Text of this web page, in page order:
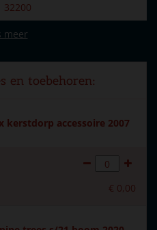
32200
Lemax
Spooky Town
ST-P13-I
Mens & dier
Nee
meer
en toebehoren:
kerstdorp accessoire 2007
€ 0,00